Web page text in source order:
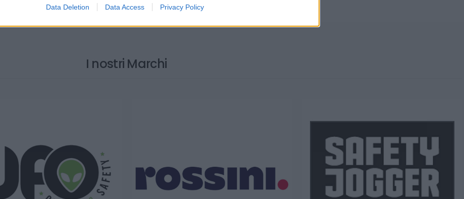
Data Deletion Data Access Privacy Policy
I nostri Marchi